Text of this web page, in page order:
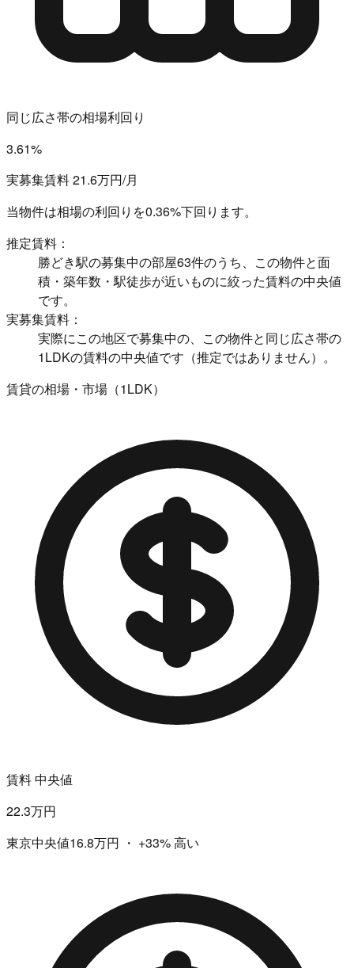
同じ広さ帯の相場利回り
3.61%
実募集賃料 21.6万円/月
当物件は相場の利回りを0.36%下回ります。
推定賃料：
勝どき駅の募集中の部屋63件のうち、この物件と面
積・築年数・駅徒歩が近いものに絞った賃料の中央値
です。
実募集賃料：
実際にこの地区で募集中の、この物件と同じ広さ帯の
1LDKの賃料の中央値です（推定ではありません）。
賃貸の相場・市場（1LDK）
賃料 中央値
22.3万円
東京中央値16.8万円 ・ +33%高い